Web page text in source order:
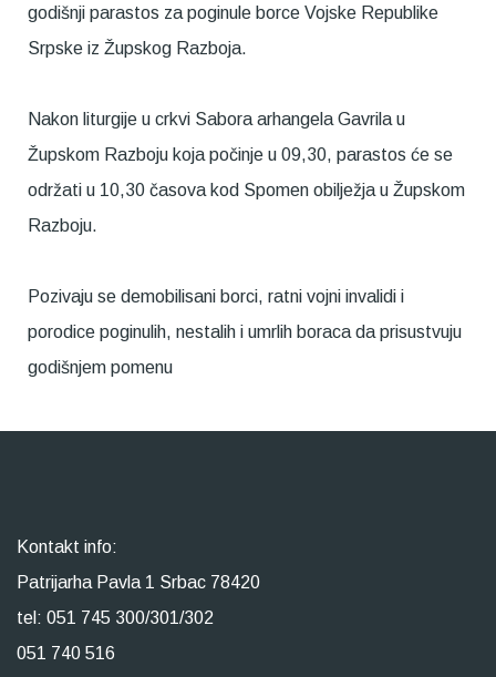
godišnji parastos za poginule borce Vojske Republike
Srpske iz Župskog Razboja.
Nakon liturgije u crkvi Sabora arhangela Gavrila u
Župskom Razboju koja počinje u 09,30, parastos će se
održati u 10,30 časova kod Spomen obilježja u Župskom
Razboju.
Pozivaju se demobilisani borci, ratni vojni invalidi i
porodice poginulih, nestalih i umrlih boraca da prisustvuju
godišnjem pomenu
Kontakt info:
Patrijarha Pavla 1 Srbac 78420
tel: 051 745 300/301/302
051 740 516